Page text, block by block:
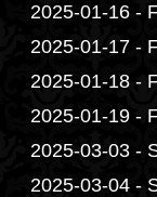
2025-01-16 -
2025-01-17 -
2025-01-18 -
2025-01-19 -
2025-03-03 -
2025-03-04 -